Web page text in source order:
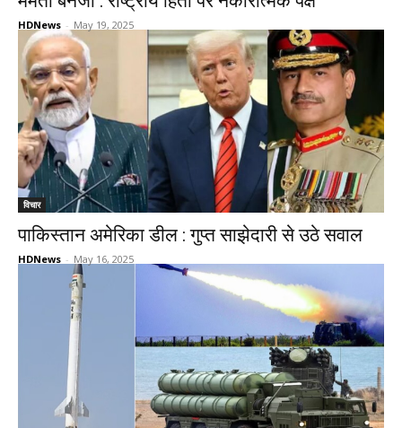
HDNews - May 19, 2025
विचार
पाकिस्तान अमेरिका डील : गुप्त साझेदारी से उठे सवाल
HDNews - May 16, 2025